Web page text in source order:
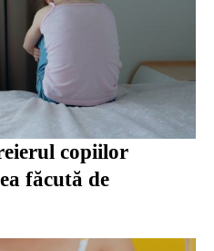
copiilor
făcută de